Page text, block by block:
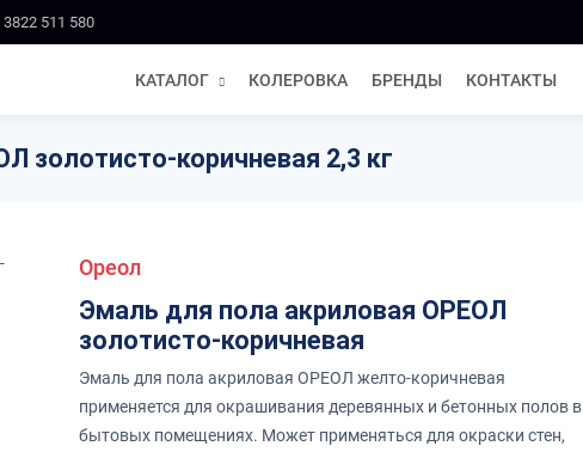
3822 511 580
КАТАЛОГ КОЛЕРОВКА БРЕНДЫ КОНТАКТЫ
золотисто-коричневая 2,3 кг
Ореол
Эмаль для пола акриловая ОРЕОЛ
золотисто-коричневая
Эмаль для пола акриловая ОРЕОЛ желто-коричневая
применяется для окрашивания деревянных и бетонных полов в
бытовых помещениях. Может применяться для окраски стен,